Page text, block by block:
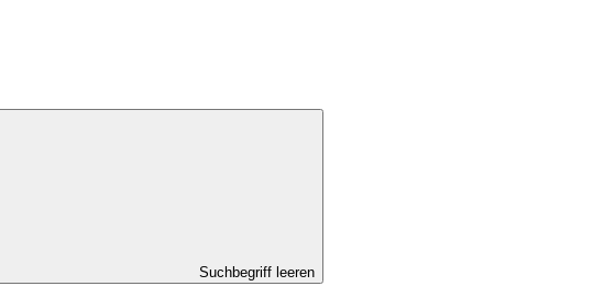
Suchbegriff leeren